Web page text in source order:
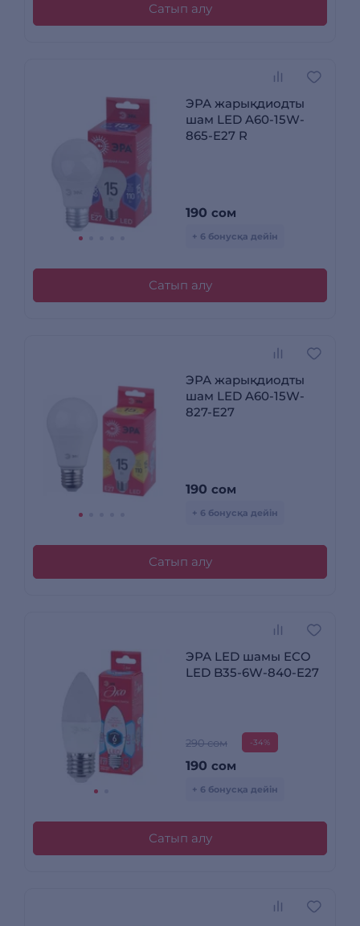
Сатып алу
ЭРА жарықдиодты
шам LED A60-15W-
865-E27 R
190 сом
+ 6 бонусқа дейін
Сатып алу
ЭРА жарықдиодты
шам LED A60-15W-
827-E27
190 сом
+ 6 бонусқа дейін
Сатып алу
ЭРА LED шамы ECO
LED B35-6W-840-E27
290 сом -34%
190 сом
+ 6 бонусқа дейін
Сатып алу